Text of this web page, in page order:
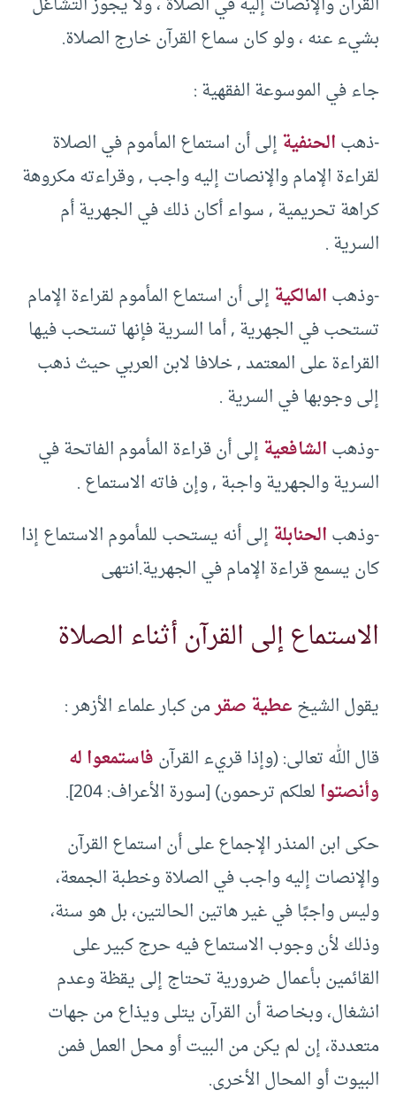
بشيء عنه ، ولو كان سماع القرآن خارج الصلاة.
جاء في الموسوعة الفقهية :
-ذهبالحنفيةإلى أن استماع المأموم في الصلاة
لقراءة الإمام والإنصات إليه واجب , وقراءته مكروهة
كراهة تحريمية , سواء أكان ذلك في الجهرية أم
السرية .
-وذهبالمالكيةإلى أن استماع المأموم لقراءة الإمام
تستحب في الجهرية , أما السرية فإنها تستحب فيها
القراءة على المعتمد , خلافا لابن العربي حيث ذهب
إلى وجوبها في السرية .
-وذهبالشافعيةإلى أن قراءة المأموم الفاتحة في
السرية والجهرية واجبة , وإن فاته الاستماع .
-وذهبالحنابلةإلى أنه يستحب للمأموم الاستماع إذا
كان يسمع قراءة الإمام في الجهرية.انتهى
الاستماع إلى القرآن أثناء الصلاة
يقول الشيخعطية صقرمن كبار علماء الأزهر :
قال الله تعالى: (وإذا قريء القرآنفاستمعوا له
وأنصتوالعلكم ترحمون) [سورة الأعراف: 204].
حكى ابن المنذر الإجماع على أن استماع القرآن
والإنصات إليه واجب في الصلاة وخطبة الجمعة،
وليس واجبًا في غير هاتين الحالتين، بل هو سنة،
وذلك لأن وجوب الاستماع فيه حرج كبير على
القائمين بأعمال ضرورية تحتاج إلى يقظة وعدم
انشغال، وبخاصة أن القرآن يتلى ويذاع من جهات
متعددة، إن لم يكن من البيت أو محل العمل فمن
البيوت أو المحال الأخرى.